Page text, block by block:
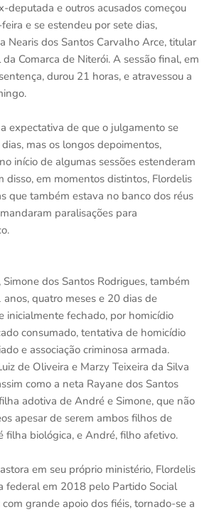
deputada e outros acusados começou
e se estendeu por sete dias,
Nearis dos Santos Carvalho Arce, titular
Comarca de Niterói. A sessão final, em
durou 21 horas, e atravessou a
expectativa de que o julgamento se
mas os longos depoimentos,
início de algumas sessões estenderam
disso, em momentos distintos, Flordelis
que também estava no banco dos réus
paralisações para
dos Santos Rodrigues, também
quatro meses e 20 dias de
inicialmente fechado, por homicídio
consumado, tentativa de homicídio
e associação criminosa armada.
de Oliveira e Marzy Teixeira da Silva
como a neta Rayane dos Santos
adotiva de André e Simone, que não
apesar de serem ambos filhos de
filha biológica, e André, filho afetivo.
em seu próprio ministério, Flordelis
federal em 2018 pelo Partido Social
grande apoio dos fiéis, tornado-se a